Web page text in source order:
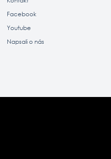
Facebook
Youtube
Napsali o nás